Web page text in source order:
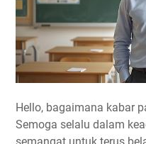
Hello, bagaimana kabar
Semoga selalu dalam